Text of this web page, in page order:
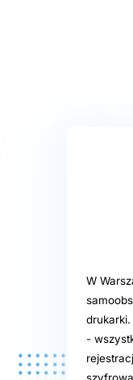
W
-